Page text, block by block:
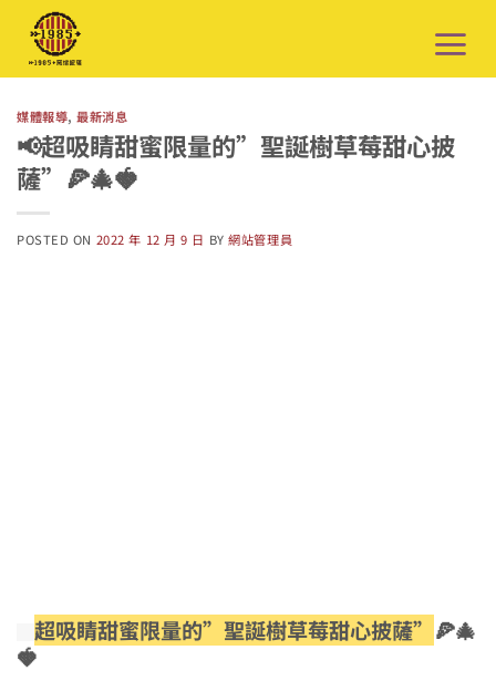
content
媒體報導,最新消息
📢超吸睛甜蜜限量的”聖誕樹草莓甜心披
薩”🍕🎄🍓
POSTED ON 2022 年 12 月 9 日 BY網站管理員
超吸睛甜蜜限量的”聖誕樹草莓甜心披薩” 🍕🎄
🍓